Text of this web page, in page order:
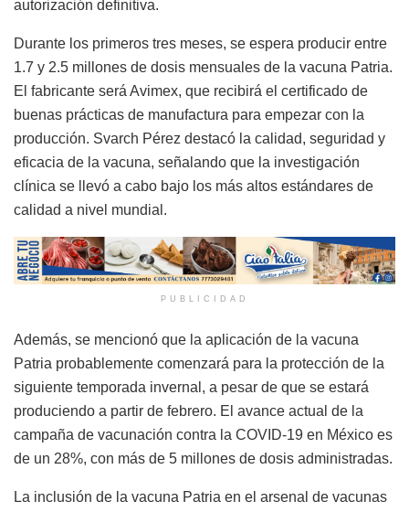
autorización definitiva.
Durante los primeros tres meses, se espera producir entre
1.7 y 2.5 millones de dosis mensuales de la vacuna Patria.
El fabricante será Avimex, que recibirá el certificado de
buenas prácticas de manufactura para empezar con la
producción. Svarch Pérez destacó la calidad, seguridad y
eficacia de la vacuna, señalando que la investigación
clínica se llevó a cabo bajo los más altos estándares de
calidad a nivel mundial.
PUBLICIDAD
Además, se mencionó que la aplicación de la vacuna
Patria probablemente comenzará para la protección de la
siguiente temporada invernal, a pesar de que se estará
produciendo a partir de febrero. El avance actual de la
campaña de vacunación contra la COVID-19 en México es
de un 28%, con más de 5 millones de dosis administradas.
La inclusión de la vacuna Patria en el arsenal de vacunas